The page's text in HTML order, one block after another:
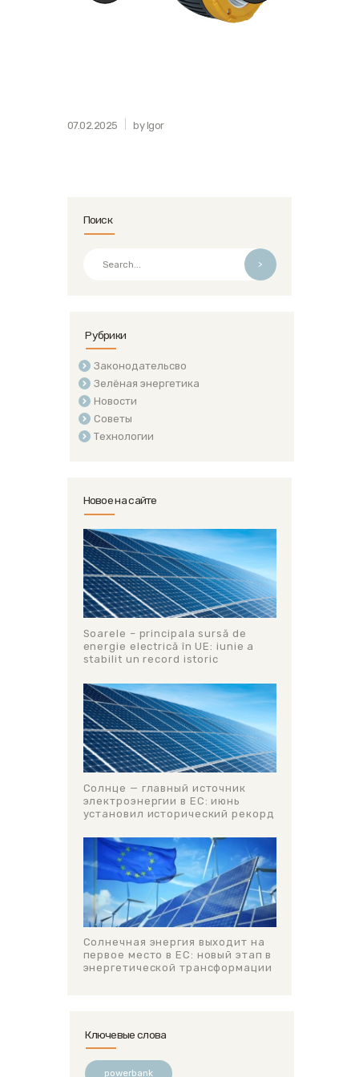
07.02.2025 by Igor
Поиск
>
Рубрики
Законодательсво
Зелёная энергетика
Новости
Советы
Технологии
Новое на сайте
Soarele – principala sursă de
energie electrică în UE: iunie a
stabilit un record istoric
Солнце — главный источник
электроэнергии в ЕС: июнь
установил исторический рекорд
Солнечная энергия выходит на
первое место в ЕС: новый этап в
энергетической трансформации
Ключевые слова
powerbank